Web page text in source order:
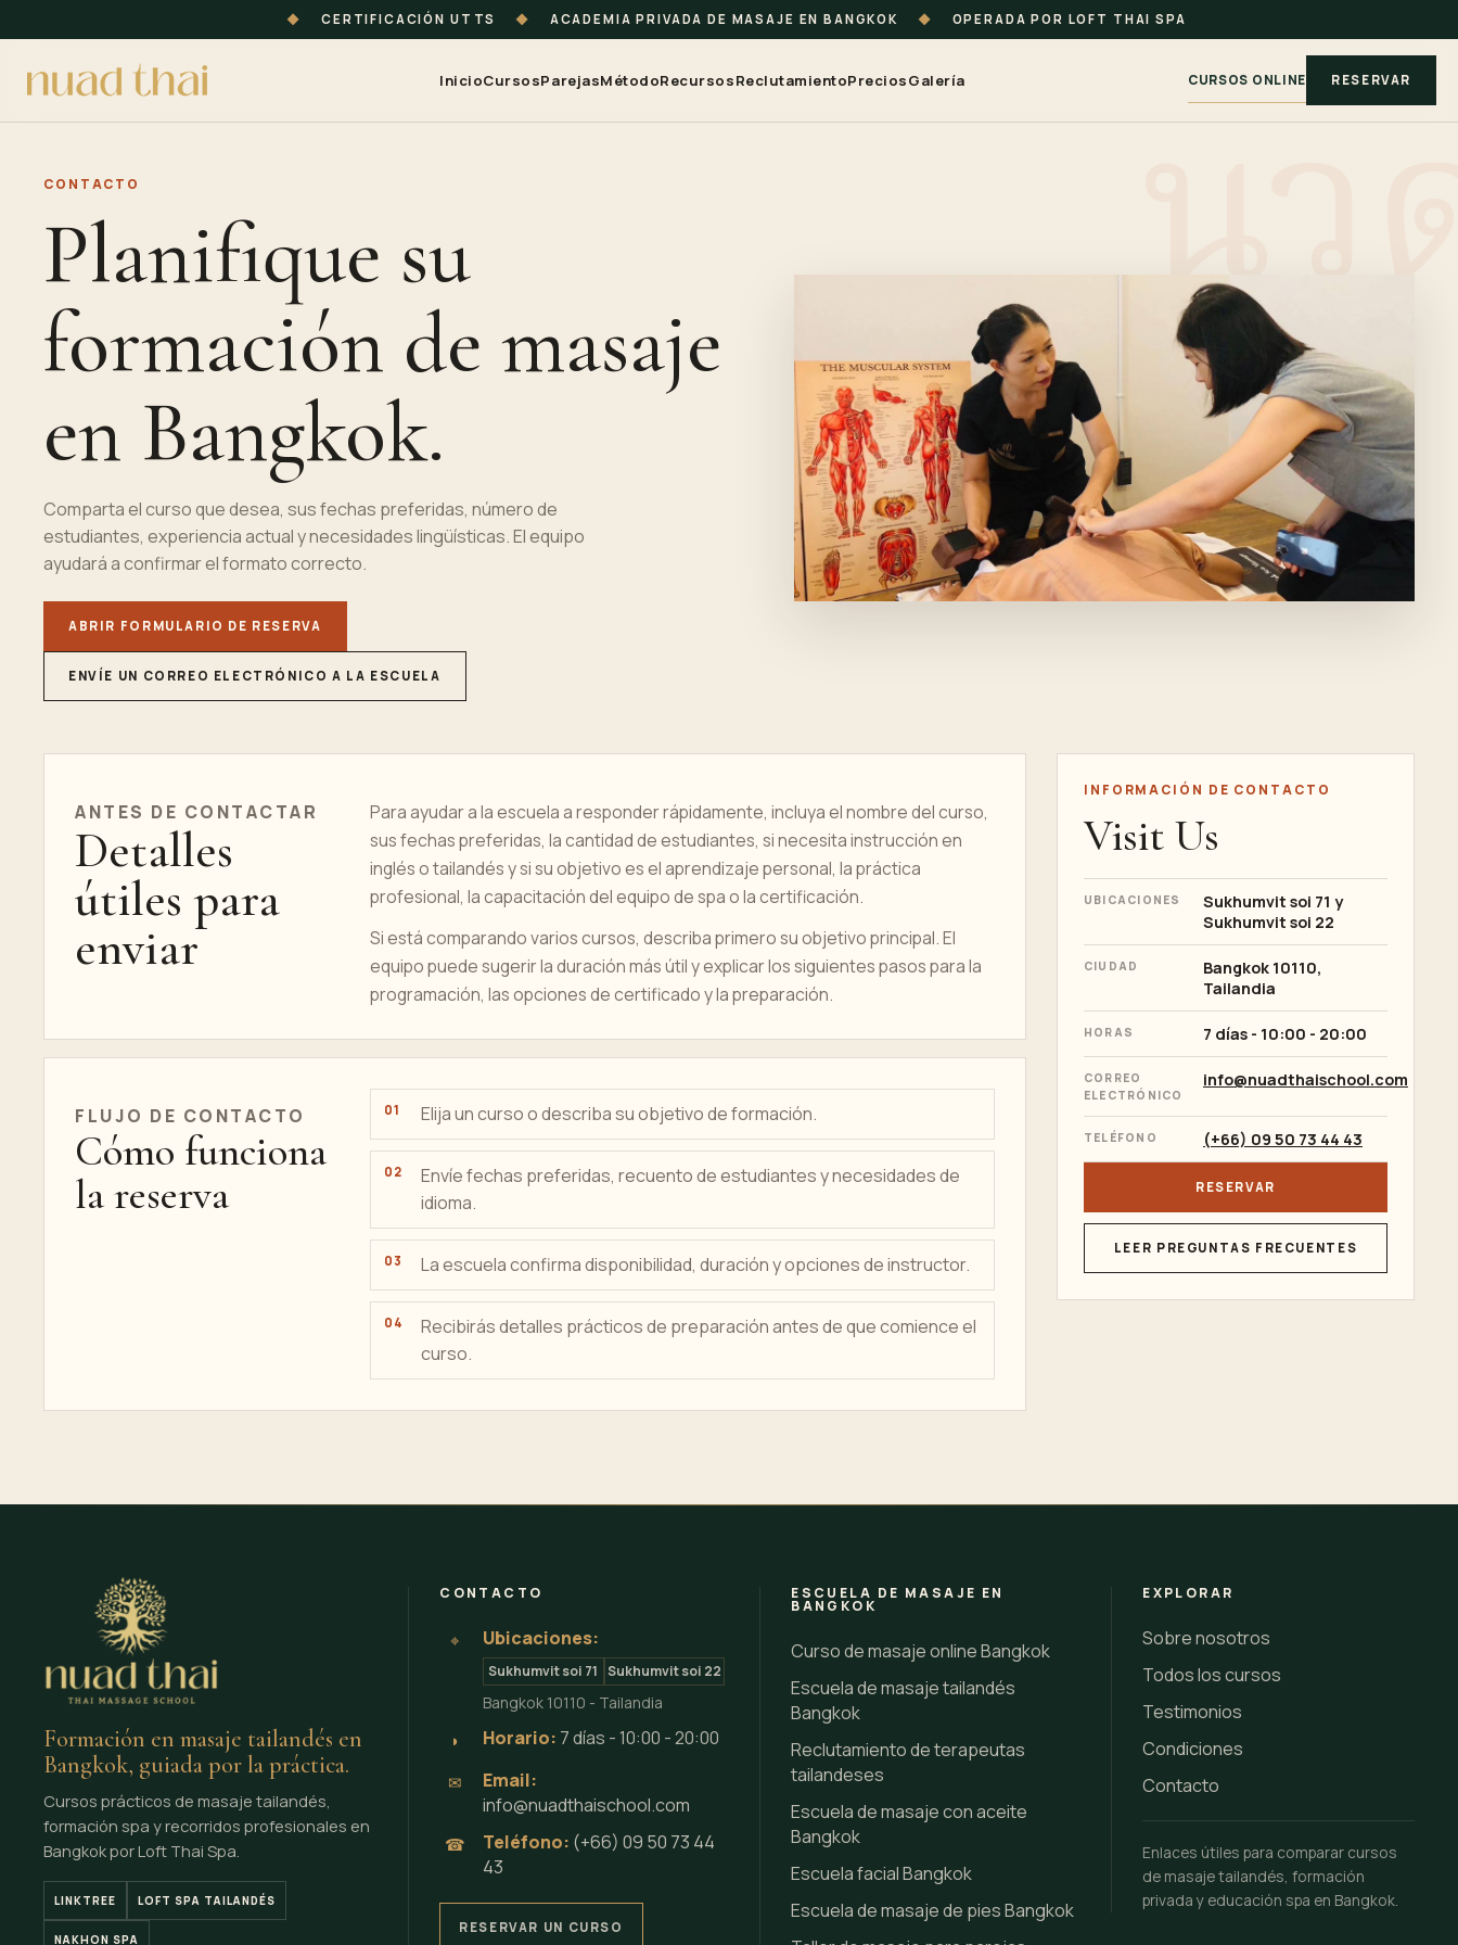
◆ CERTIFICACIÓN UTTS ◆ ACADEMIA PRIVADA DE MASAJE EN BANGKOK ◆ OPERADA POR LOFT THAI SPA
InicioCursosParejasMétodoRecursosReclutamientoPreciosGalería CURSOS ONLINE RESERVAR
CONTACTO
Planifique su
formación de masaje
en Bangkok.
Comparta el curso que desea, sus fechas preferidas, número de
estudiantes, experiencia actual y necesidades lingüísticas. El equipo
ayudará a confirmar el formato correcto.
ABRIR FORMULARIO DE RESERVA
ENVÍE UN CORREO ELECTRÓNICO A LA ESCUELA
ANTES DE CONTACTAR
Detalles
útiles para
enviar
Para ayudar a la escuela a responder rápidamente, incluya el nombre del curso,
sus fechas preferidas, la cantidad de estudiantes, si necesita instrucción en
inglés o tailandés y si su objetivo es el aprendizaje personal, la práctica
profesional, la capacitación del equipo de spa o la certificación.
Si está comparando varios cursos, describa primero su objetivo principal. El
equipo puede sugerir la duración más útil y explicar los siguientes pasos para la
programación, las opciones de certificado y la preparación.
FLUJO DE CONTACTO
Cómo funciona
la reserva
Elija un curso o describa su objetivo de formación.
Envíe fechas preferidas, recuento de estudiantes y necesidades de
idioma.
La escuela confirma disponibilidad, duración y opciones de instructor.
Recibirás detalles prácticos de preparación antes de que comience el
curso.
INFORMACIÓN DE CONTACTO
Visit Us
UBICACIONES
Sukhumvit soi 71 y
Sukhumvit soi 22
CIUDAD Bangkok 10110,
Tailandia
HORAS 7 días - 10:00 - 20:00
CORREO
ELECTRÓNICO
info@nuadthaischool.com
TELÉFONO (+66) 09 50 73 44 43
RESERVAR
LEER PREGUNTAS FRECUENTES
Formación en masaje tailandés en
Bangkok, guiada por la práctica.
Cursos prácticos de masaje tailandés,
formación spa y recorridos profesionales en
Bangkok por Loft Thai Spa.
LINKTREE LOFT SPA TAILANDÉS
NAKHON SPA
CONTACTO
⌖ Ubicaciones:
Sukhumvit soi 71 Sukhumvit soi 22
Bangkok 10110 - Tailandia
◗ Horario: 7 días - 10:00 - 20:00
✉
Email:
info@nuadthaischool.com
☎ Teléfono: (+66) 09 50 73 44
43
RESERVAR UN CURSO
ESCUELA DE MASAJE EN
BANGKOK
Curso de masaje online Bangkok
Escuela de masaje tailandés
Bangkok
Reclutamiento de terapeutas
tailandeses
Escuela de masaje con aceite
Bangkok
Escuela facial Bangkok
Escuela de masaje de pies Bangkok
EXPLORAR
Sobre nosotros
Todos los cursos
Testimonios
Condiciones
Contacto
Enlaces útiles para comparar cursos
de masaje tailandés, formación
privada y educación spa en Bangkok.